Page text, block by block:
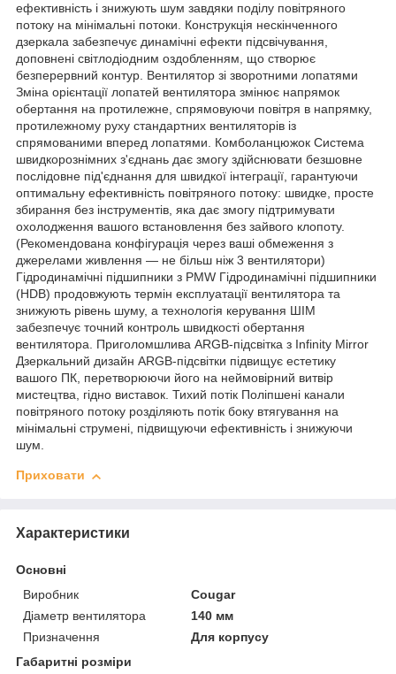
ефективність і знижують шум завдяки поділу повітряного
потоку на мінімальні потоки. Конструкція нескінченного
дзеркала забезпечує динамічні ефекти підсвічування,
доповнені світлодіодним оздобленням, що створює
безперервний контур. Вентилятор зі зворотними лопатями
Зміна орієнтації лопатей вентилятора змінює напрямок
обертання на протилежне, спрямовуючи повітря в напрямку,
протилежному руху стандартних вентиляторів із
спрямованими вперед лопатями. Комболанцюжок Система
швидкорознімних з'єднань дає змогу здійснювати безшовне
послідовне під'єднання для швидкої інтеграції, гарантуючи
оптимальну ефективність повітряного потоку: швидке, просте
збирання без інструментів, яка дає змогу підтримувати
охолодження вашого встановлення без зайвого клопоту.
(Рекомендована конфігурація через ваші обмеження з
джерелами живлення — не більш ніж 3 вентилятори)
Гідродинамічні підшипники з PMW Гідродинамічні підшипники
(HDB) продовжують термін експлуатації вентилятора та
знижують рівень шуму, а технологія керування ШІМ
забезпечує точний контроль швидкості обертання
вентилятора. Приголомшлива ARGB-підсвітка з Infinity Mirror
Дзеркальний дизайн ARGB-підсвітки підвищує естетику
вашого ПК, перетворюючи його на неймовірний витвір
мистецтва, гідно виставок. Тихий потік Поліпшені канали
повітряного потоку розділяють потік боку втягування на
мінімальні струмені, підвищуючи ефективність і знижуючи
шум.
Приховати
Характеристики
Основні
Виробник
Cougar
Діаметр вентилятора
140 мм
Призначення
Для корпусу
Габаритні розміри